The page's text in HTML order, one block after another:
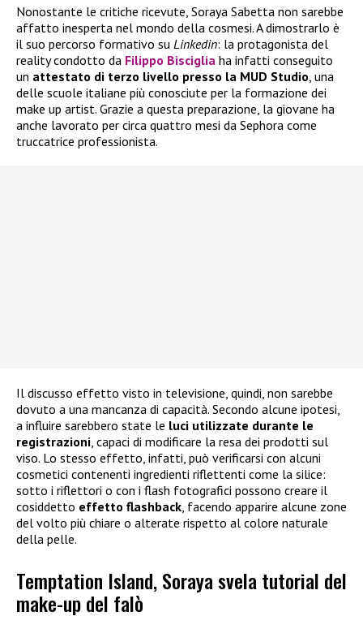
Nonostante le critiche ricevute, Soraya Sabetta non sarebbe
affatto inesperta nel mondo della cosmesi. A dimostrarlo è
il suo percorso formativo su Linkedin: la protagonista del
reality condotto da Filippo Bisciglia ha infatti conseguito
un attestato di terzo livello presso la MUD Studio, una
delle scuole italiane più conosciute per la formazione dei
make up artist. Grazie a questa preparazione, la giovane ha
anche lavorato per circa quattro mesi da Sephora come
truccatrice professionista.
Il discusso effetto visto in televisione, quindi, non sarebbe
dovuto a una mancanza di capacità. Secondo alcune ipotesi,
a influire sarebbero state le luci utilizzate durante le
registrazioni, capaci di modificare la resa dei prodotti sul
viso. Lo stesso effetto, infatti, può verificarsi con alcuni
cosmetici contenenti ingredienti riflettenti come la silice:
sotto i riflettori o con i flash fotografici possono creare il
cosiddetto effetto flashback, facendo apparire alcune zone
del volto più chiare o alterate rispetto al colore naturale
della pelle.
Temptation Island, Soraya svela tutorial del
make-up del falò